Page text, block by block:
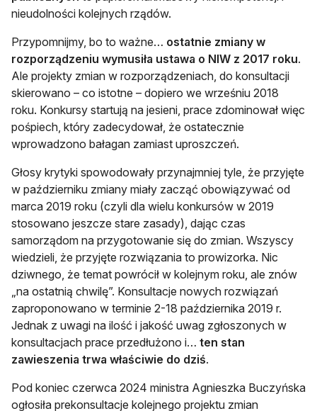
nieudolności kolejnych rządów.
Przypomnijmy, bo to ważne… ostatnie zmiany w
rozporządzeniu wymusiła ustawa o NIW z 2017 roku.
Ale projekty zmian w rozporządzeniach, do konsultacji
skierowano – co istotne – dopiero we wrześniu 2018
roku. Konkursy startują na jesieni, prace zdominował więc
pośpiech, który zadecydował, że ostatecznie
wprowadzono bałagan zamiast uproszczeń.
Głosy krytyki spowodowały przynajmniej tyle, że przyjęte
w październiku zmiany miały zacząć obowiązywać od
marca 2019 roku (czyli dla wielu konkursów w 2019
stosowano jeszcze stare zasady), dając czas
samorządom na przygotowanie się do zmian. Wszyscy
wiedzieli, że przyjęte rozwiązania to prowizorka. Nic
dziwnego, że temat powrócił w kolejnym roku, ale znów
„na ostatnią chwilę”. Konsultacje nowych rozwiązań
zaproponowano w terminie 2-18 października 2019 r.
Jednak z uwagi na ilość i jakość uwag zgłoszonych w
konsultacjach prace przedłużono i… ten stan
zawieszenia trwa właściwie do dziś.
Pod koniec czerwca 2024 ministra Agnieszka Buczyńska
ogłosiła prekonsultacje kolejnego projektu zmian